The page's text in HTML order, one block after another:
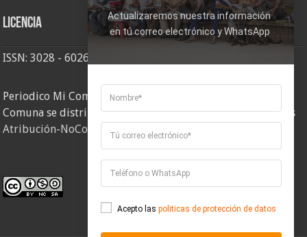
Licencia
ISSN: 3028 - 6026
Periodico Mi Comuna 2, elaborado por Corporación Mi
Comuna se distribuye bajo unaLicencia Creative Commons
Atribución-NoComercial-CompartirIgual 4.0 Internacional
Actualizaremos nuestra información
en tú correo electrónico y WhatsApp
Acepto las politicas de protección de datos